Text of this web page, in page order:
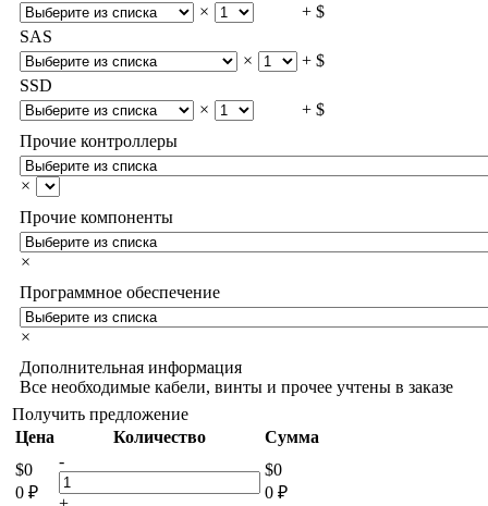
×
+ $
SAS
×
+ $
SSD
×
+ $
Прочие контроллеры
×
Прочие компоненты
×
Программное обеспечение
×
Дополнительная информация
Все необходимые кабели, винты и прочее учтены в заказе
Получить предложение
Цена
Количество
Сумма
$0
0 ₽
- $0
0 ₽